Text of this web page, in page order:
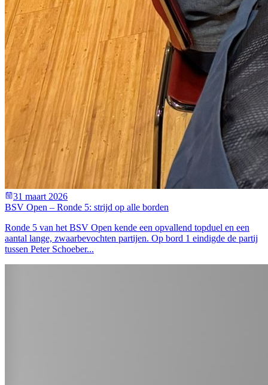
31 maart 2026
BSV Open – Ronde 5: strijd op alle borden
Ronde 5 van het BSV Open kende een opvallend topduel en een
aantal lange, zwaarbevochten partijen. Op bord 1 eindigde de partij
tussen Peter Schoeber...